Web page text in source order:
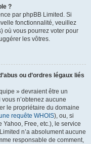
?
par phpBB Limited. Si
fonctionnalité, veuillez
où vous pourrez voter pour
les vôtres.
ou d’ordres légaux liés
» devraient être un
n’obtenez aucune
le propriétaire du domaine
requête WHOIS), ou, si
Free, etc.), le service
n’a absolument aucune
responsable de comment,